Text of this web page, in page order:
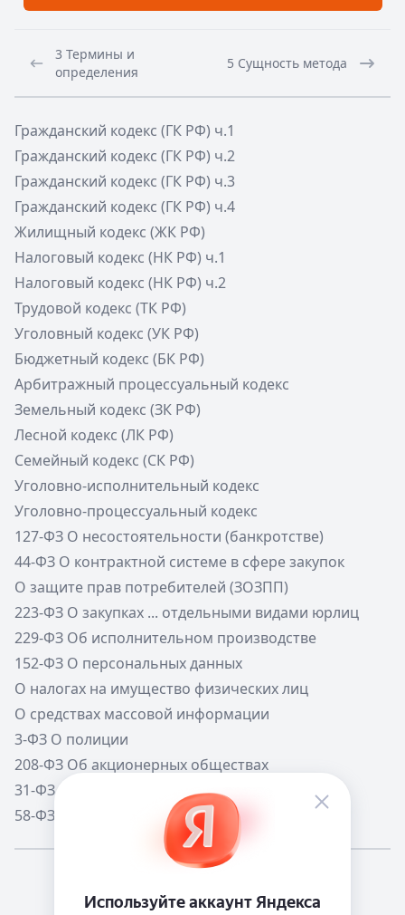
3 Термины и
определения
5 Сущность метода
Гражданский кодекс (ГК РФ) ч.1
Гражданский кодекс (ГК РФ) ч.2
Гражданский кодекс (ГК РФ) ч.3
Гражданский кодекс (ГК РФ) ч.4
Жилищный кодекс (ЖК РФ)
Налоговый кодекс (НК РФ) ч.1
Налоговый кодекс (НК РФ) ч.2
Трудовой кодекс (ТК РФ)
Уголовный кодекс (УК РФ)
Бюджетный кодекс (БК РФ)
Арбитражный процессуальный кодекс
Земельный кодекс (ЗК РФ)
Лесной кодекс (ЛК РФ)
Семейный кодекс (СК РФ)
Уголовно-исполнительный кодекс
Уголовно-процессуальный кодекс
127-ФЗ О несостоятельности (банкротстве)
44-ФЗ О контрактной системе в сфере закупок
О защите прав потребителей (ЗОЗПП)
223-ФЗ О закупках ... отдельными видами юрлиц
229-ФЗ Об исполнительном производстве
152-ФЗ О персональных данных
О налогах на имущество физических лиц
О средствах массовой информации
3-ФЗ О полиции
208-ФЗ Об акционерных обществах
31-ФЗ О мобилизации в РФ
58-ФЗ О системе государственной службы РФ